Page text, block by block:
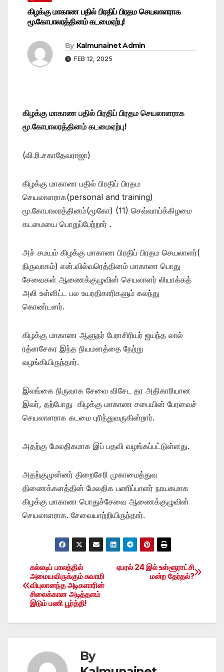
கிழக்கு மாகாண பதில் பிரதிப் பிரதம செயலாளராக
மூ.கோபாலரத்தினம் கடமைஏற்பு!
By Kalmunainet Admin
FEB 12, 2025
கிழக்கு மாகாண பதில் பிரதிப் பிரதம செயலாளராக
மூ.கோபாலரத்தினம் கடமைஏற்பு!
(வி.ரி.சகாதேவராஜா)
கிழக்கு மாகாண பதில் பிரதிப் பிரதம
செயலாளராக(personal and training)
மூ.கோபாலரத்தினம்(மூகோ) (11) செவ்வாய்க்கிழமை
கடமையை பொறுப்பேற்றார் .
அச் சமயம் கிழக்கு மாகாண பிரதிப் பிரதம செயலாளர்(
நிருவாகம்) என்.வில்வரெத்தினம் மாகாண பொது
சேவைகள் ஆணைக்குழுவின் செயலாளர் லியாக்கத்
அலி உள்ளிட்ட பல உயரதிகாரிகளும் கலந்து
கொண்டனர்.
கிழக்கு மாகாண ஆளுநர் பேராசிரியர் ஜயந்த லால்
ரத்னசேகர இந்த நியமனத்தை நேற்று
வழங்கியிருந்தார்.
இலங்கை நிருவாக சேவை விசேட தர அதிகாரியான
இவர், தற்போது கிழக்கு மாகாண சபையின் பேரவைச்
செயலாளராக கடமை புரிந்துவருகின்றார்.
அதற்கு மேலதிகமாக இப் பதவி வழங்கப்பட்டுள்ளது.
அதற்குமுன்னர் திறைசேரி முகாமைத்துவ
திணைக்களத்தின் மேலதிக பணிப்பாளர் நாயகமாக
கிழக்கு மாகாண பொதுச்சேவை ஆணைக்குழுவின்
செயலாளராக. சேவையாற்றியிருந்தார்.
Post
navigation
ஏபரல் 24 இல் உள்ளூராட்சி
மன்ற தேர்தல்?
கல்லடிப் பாலத்தில்
அமையவிருக்கும் சுவாமி
விபுலானந்த அடிகளாரின்
சிலைக்கான அடித்தளம்
இடும் பணி பூர்த்தி!
By